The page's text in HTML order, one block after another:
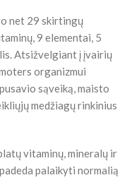
net 29 skirtingų
9 elementai, 5
Atsižvelgiant į įvairių
organizmui
sąveiką, maisto
medžiagų rinkinius
vitaminų, mineralų ir
palaikyti normalią